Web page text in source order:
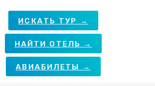
ИСКАТЬ ТУР →
НАЙТИ ОТЕЛЬ →
АВИАБИЛЕТЫ →